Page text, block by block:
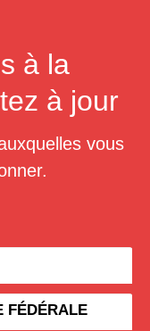
à la
à jour
vous
FÉDÉRALE